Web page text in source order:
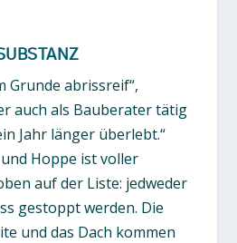
Grunde abrissreif“,
auch als Bauberater tätig
Jahr länger überlebt.“
Hoppe ist voller
auf der Liste: jedweder
gestoppt werden. Die
und das Dach kommen